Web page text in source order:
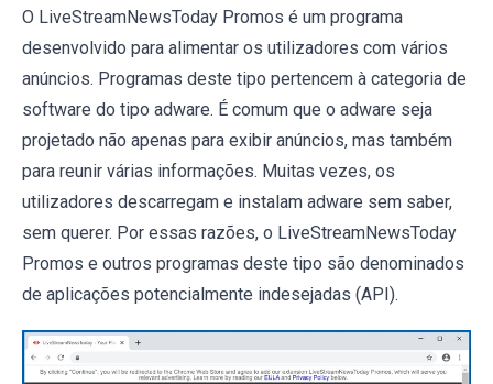
O LiveStreamNewsToday Promos é um programa
desenvolvido para alimentar os utilizadores com vários
anúncios. Programas deste tipo pertencem à categoria de
software do tipo adware. É comum que o adware seja
projetado não apenas para exibir anúncios, mas também
para reunir várias informações. Muitas vezes, os
utilizadores descarregam e instalam adware sem saber,
sem querer. Por essas razões, o LiveStreamNewsToday
Promos e outros programas deste tipo são denominados
de aplicações potencialmente indesejadas (API).